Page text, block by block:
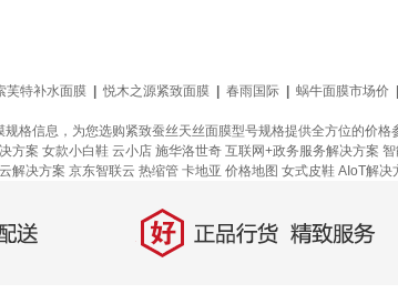
芙特补水面膜 悦木之源紧致面膜 春雨国际 蜗牛面膜市场价
信息，为您选购紧致蚕丝天丝面膜型号规格提供全方位的价格
方案 女款小白鞋 云小店 施华洛世奇 互联网+政务服务解决方案
解决方案 京东智联云 热缩管 卡地亚 价格地图 女式皮鞋 AIoT解决
好 正品行货，精致服务